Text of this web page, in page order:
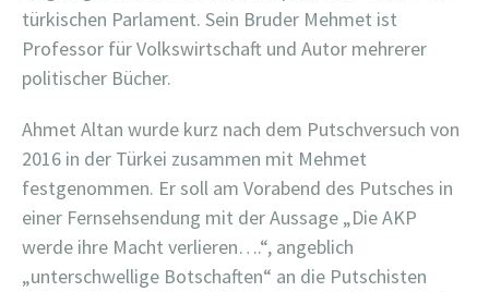
türkischen Parlament. Sein Bruder Mehmet ist
Professor für Volkswirtschaft und Autor mehrerer
politischer Bücher.
Ahmet Altan wurde kurz nach dem Putschversuch von
2016 in der Türkei zusammen mit Mehmet
festgenommen. Er soll am Vorabend des Putsches in
einer Fernsehsendung mit der Aussage „Die AKP
werde ihre Macht verlieren….“, angeblich
„unterschwellige Botschaften“ an die Putschisten